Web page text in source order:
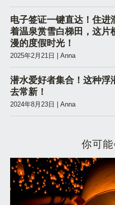
电子签证一键直达！住进
着温泉赏雪白梯田，这片
漫的度假时光！
2025年2月21日 | Anna
潜水爱好者集合！这种浮
去常新！
2024年8月23日 | Anna
你可